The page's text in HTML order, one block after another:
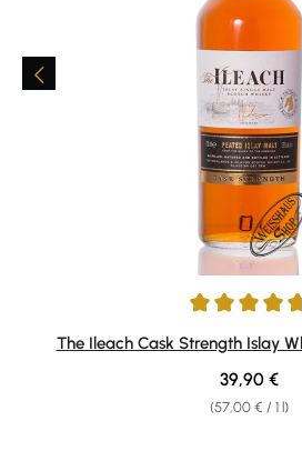
Average rating of 4.69 out of 5 stars
The Ileach Cask Strength Islay
(57,00 € / 1 l)
Regular
39,90 €